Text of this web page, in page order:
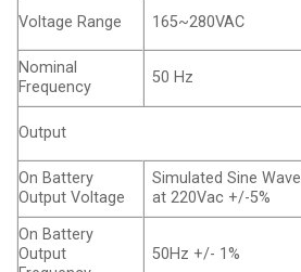
Voltage Range 165~280VAC
Nominal
Frequency
50 Hz
Output
On Battery
Output Voltage
Simulated Sine Wave
at 220Vac +/-5%
On Battery
Output
50Hz +/- 1%